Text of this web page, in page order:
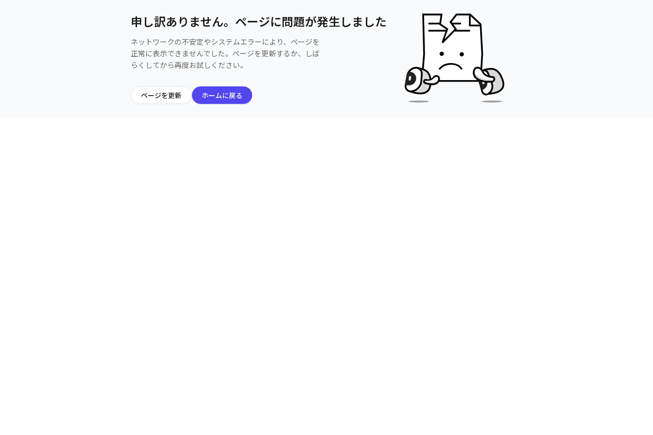
申し訳ありません。ページに問題が発生しました
ネットワークの不安定やシステムエラーにより、ページを
正常に表示できませんでした。ページを更新するか、しば
らくしてから再度お試しください。
ページを更新 ホームに戻る